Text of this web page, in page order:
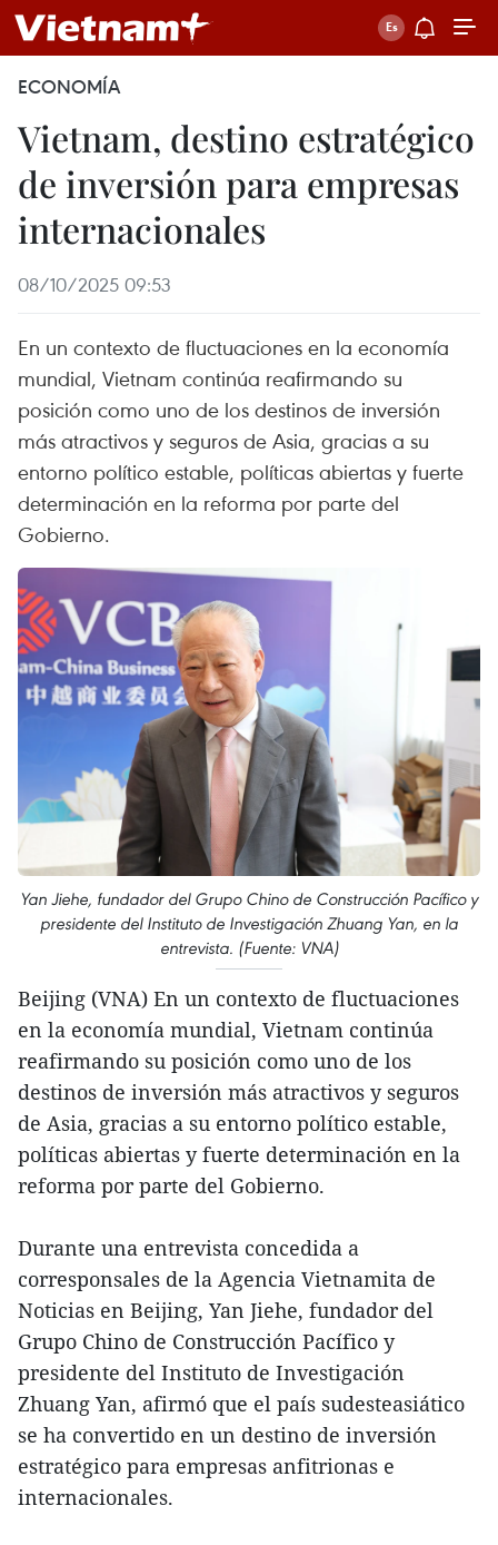
ECONOMÍA
Vietnam, destino estratégico
de inversión para empresas
internacionales
08/10/2025 09:53
En un contexto de fluctuaciones en la economía
mundial, Vietnam continúa reafirmando su
posición como uno de los destinos de inversión
más atractivos y seguros de Asia, gracias a su
entorno político estable, políticas abiertas y fuerte
determinación en la reforma por parte del
Gobierno.
Yan Jiehe, fundador del Grupo Chino de Construcción Pacífico y
presidente del Instituto de Investigación Zhuang Yan, en la
entrevista. (Fuente: VNA)
Beijing (VNA) En un contexto de fluctuaciones
en la economía mundial, Vietnam continúa
reafirmando su posición como uno de los
destinos de inversión más atractivos y seguros
de Asia, gracias a su entorno político estable,
políticas abiertas y fuerte determinación en la
reforma por parte del Gobierno.
Durante una entrevista concedida a
corresponsales de la Agencia Vietnamita de
Noticias en Beijing, Yan Jiehe, fundador del
Grupo Chino de Construcción Pacífico y
presidente del Instituto de Investigación
Zhuang Yan, afirmó que el país sudesteasiático
se ha convertido en un destino de inversión
estratégico para empresas anfitrionas e
internacionales.